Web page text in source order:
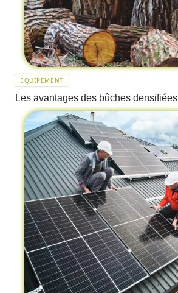
EQUIPEMENT
Les avantages des bûches